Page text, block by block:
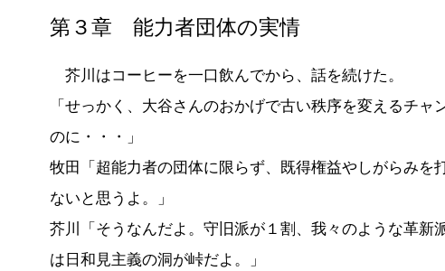
第３章 能力者団体の実情
芥川はコーヒーを一口飲んでから、話を続けた。
「せっかく、大谷さんのおかげで古い秩序を変えるチャ
のに・・・」
牧田「超能力者の団体に限らず、既得権益やしがらみを
ないと思うよ。」
芥川「そうなんだよ。守旧派が１割、我々のような革新
は日和見主義の洞が峠だよ。」